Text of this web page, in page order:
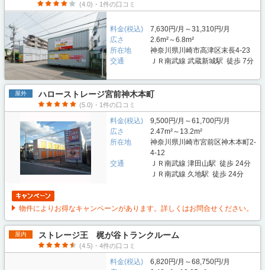
(4.0)・1件の口コミ
料金(税込)
7,630円/月～31,310円/月
広さ
2.6m²～6.8m²
所在地
神奈川県川崎市高津区末長4-23
交通
ＪＲ南武線 武蔵新城駅 徒歩 7分
屋外 ハローストレージ宮前神木本町
(5.0)・1件の口コミ
料金(税込)
9,500円/月～61,700円/月
広さ
2.47m²～13.2m²
所在地
神奈川県川崎市宮前区神木本町2-
4-12
交通
ＪＲ南武線 津田山駅 徒歩 24分
ＪＲ南武線 久地駅 徒歩 24分
物件によりお得なキャンペーンがあります。詳しくはお問合せください。
屋内 ストレージ王 梶が谷トランクルーム
(4.5)・4件の口コミ
料金(税込)
6,820円/月～68,750円/月